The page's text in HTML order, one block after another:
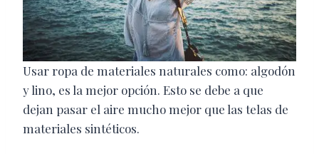
Usar ropa de materiales naturales como: algodón
y lino, es la mejor opción. Esto se debe a que
dejan pasar el aire mucho mejor que las telas de
materiales sintéticos.